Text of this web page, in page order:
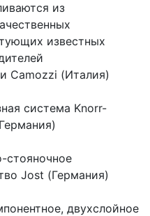
из
известных
Camozzi (Италия)
система Knorr-
стояночное
Jost (Германия)
двухслойное